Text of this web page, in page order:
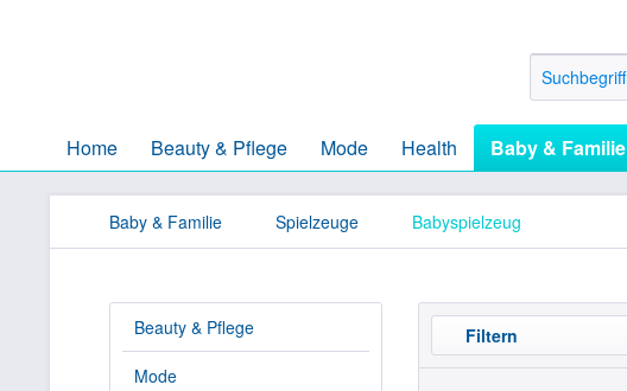
Home Beauty & Pflege Mode Health Baby & Familie
Baby & Familie Spielzeuge Babyspielzeug
Beauty & Pflege
Mode
Filtern